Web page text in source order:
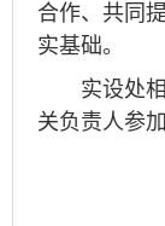
合作、共同
实基础。
实设处
关负责人参加